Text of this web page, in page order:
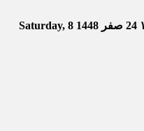
24 صفر 1448
Saturday, 8